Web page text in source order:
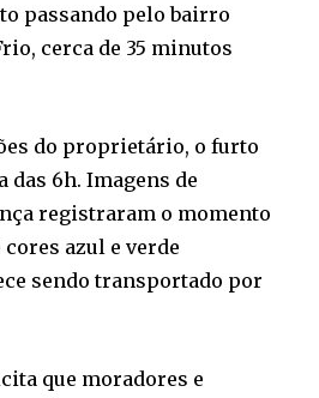
passando pelo bairro
cerca de 35 minutos
do proprietário, o furto
das 6h. Imagens de
registraram o momento
azul e verde
sendo transportado por
que moradores e